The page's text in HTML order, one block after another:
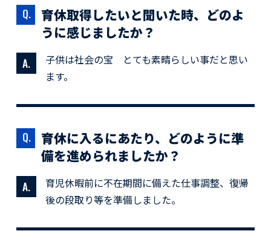
育休取得したいと聞いた時、どのよ
うに感じましたか？
子供は社会の宝 とても素晴らしい事だと思い
ます。
育休に入るにあたり、どのように準
備を進められましたか？
育児休暇前に不在期間に備えた仕事調整、復帰
後の段取り等を準備しました。